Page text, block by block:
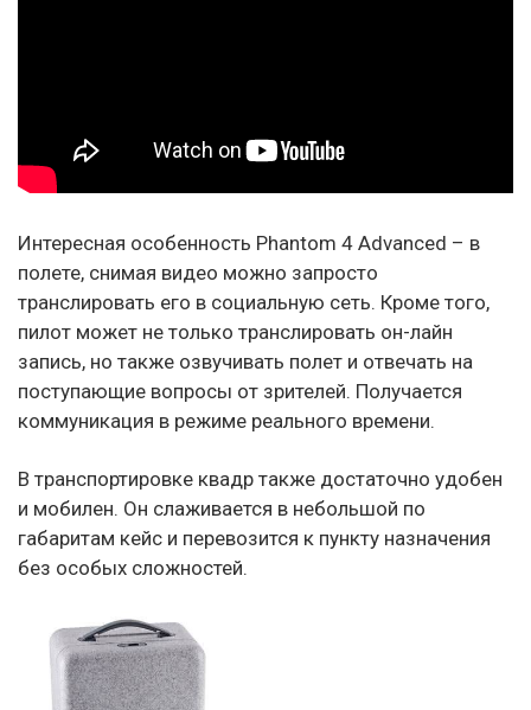
Интересная особенность Phantom 4 Advanced – в
полете, снимая видео можно запросто
транслировать его в социальную сеть. Кроме того,
пилот может не только транслировать он-лайн
запись, но также озвучивать полет и отвечать на
поступающие вопросы от зрителей. Получается
коммуникация в режиме реального времени.
В транспортировке квадр также достаточно удобен
и мобилен. Он слаживается в небольшой по
габаритам кейс и перевозится к пункту назначения
без особых сложностей.